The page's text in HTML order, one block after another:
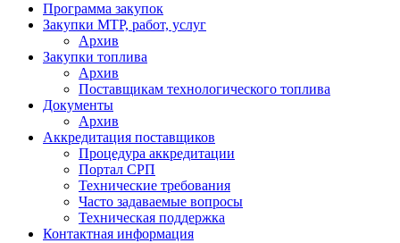
Программа закупок
Закупки МТР, работ, услуг
Архив
Закупки топлива
Архив
Поставщикам технологического топлива
Документы
Архив
Аккредитация поставщиков
Процедура аккредитации
Портал СРП
Технические требования
Часто задаваемые вопросы
Техническая поддержка
Контактная информация